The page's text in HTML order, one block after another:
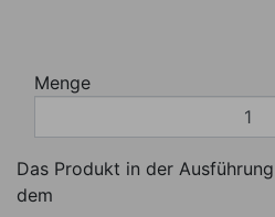
Menge
Das Produkt in der
dem